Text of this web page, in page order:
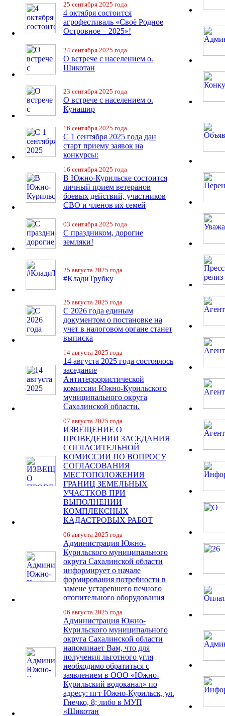
25 сентября 2025 года
4 октября состоится
агрофестиваль «Своё Родное
Островное – 2025»!
24 сентября 2025 года
О встрече с населением о.
Шикотан
23 сентября 2025 года
О встрече с населением о.
Кунашир
16 сентября 2025 года
С 1 сентября 2025 года дан
старт приему заявок на
конкурсы:
16 сентября 2025 года
В Южно-Курильске состоится
личный прием ветеранов
боевых действий, участников
СВО и членов их семей
03 сентября 2025 года
С праздником, дорогие
земляки!
25 августа 2025 года
#КладиТрубку
25 августа 2025 года
С 2026 года единым
документом о постановке на
учет в налоговом органе станет
выписка
14 августа 2025 года
14 августа 2025 года состоялось
заседание
Антитеррористической
комиссии Южно-Курильского
муниципального округа
Сахалинской области.
07 августа 2025 года
ИЗВЕЩЕНИЕ О
ПРОВЕДЕНИИ ЗАСЕДАНИЯ
СОГЛАСИТЕЛЬНОЙ
КОМИССИИ ПО ВОПРОСУ
СОГЛАСОВАНИЯ
МЕСТОПОЛОЖЕНИЯ
ГРАНИЦ ЗЕМЕЛЬНЫХ
УЧАСТКОВ ПРИ
ВЫПОЛНЕНИИ
КОМПЛЕКСНЫХ
КАДАСТРОВЫХ РАБОТ
06 августа 2025 года
Администрация Южно-
Курильского муниципального
округа Сахалинской области
информирует о начале
формирования потребности в
замене устаревшего печного
отопительного оборудования
06 августа 2025 года
Администрация Южно-
Курильского муниципального
округа Сахалинской области
напоминает Вам, что для
получения льготного угля
необходимо обратиться с
заявлением в ООО «Южно-
Курильский водоканал» по
адресу: пгт Южно-Курильск, ул.
Гнечко, 8; либо в МУП
«Шикотан